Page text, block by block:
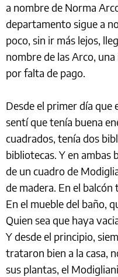
a nombre de Norma
departamento sigue a
poco, sin ir más lejos,
nombre de las Arco,
por falta de pago.
Desde el primer día
sentí que tenía buena
cuadrados, tenía dos
bibliotecas. Y en ambas
de un cuadro de
de madera. En el
En el mueble del baño,
Quien sea que haya
Y desde el principio,
trataron bien a la casa,
sus plantas, el